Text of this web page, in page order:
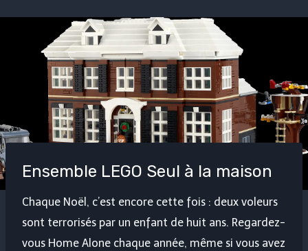
Ensemble LEGO Seul à la maison
Chaque Noël, c’est encore cette fois : deux voleurs
sont terrorisés par un enfant de huit ans. Regardez-
vous Home Alone chaque année, même si vous avez